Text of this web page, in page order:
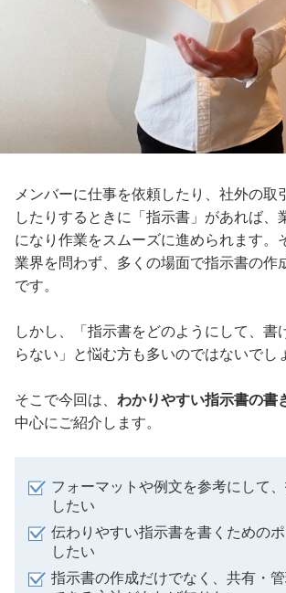
メンバーに仕事を依頼したり、社外の取
したりするときに「指示書」があれば、
になり作業をスムーズに進められます。
業界を問わず、多くの場面で指示書の作
です。
しかし、「指示書をどのようにして、書
らない」と悩む方も多いのではないでし
そこで今回は、 わかりやすい指示書の書
中心にご紹介します。
フォーマットや例文を参考にして
したい
伝わりやすい指示書を書くための
したい
指示書の作成だけでなく、共有・